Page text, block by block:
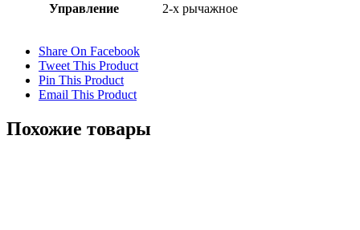
Управление 2-х рычажное
Share On Facebook
Tweet This Product
Pin This Product
Email This Product
Похожие товары